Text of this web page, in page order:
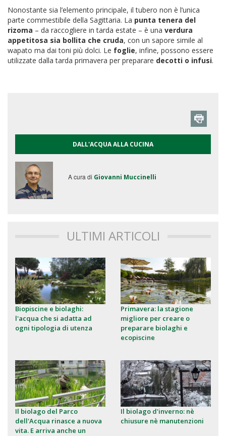
Nonostante sia l’elemento principale, il tubero non è l’unica
parte commestibile della Sagittaria. La punta tenera del
rizoma – da raccogliere in tarda estate – è una verdura
appetitosa sia bollita che cruda, con un sapore simile al
wapato ma dai toni più dolci. Le foglie, infine, possono essere
utilizzate dalla tarda primavera per preparare decotti o infusi.
DALL'ACQUA ALLA CUCINA
A cura di Giovanni Muccinelli
ULTIMI ARTICOLI
Biopiscine e biolaghi:
l'acqua che si adatta ad
ogni tipologia di utenza
Primavera: la stagione
migliore per creare o
preparare biolaghi e
ecopiscine
Il biolago del Parco
dell'Acqua rinasce a nuova
vita. E arriva anche un
Il biolago d'inverno: nè
chiusure nè manutenzioni